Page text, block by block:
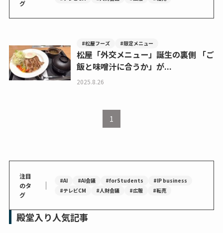
グ
#松屋フーズ #限定メニュー
松屋「外交メニュー」誕生の裏側 「ご
飯と味噌汁に合うか」が...
2025.8.26
1
注目
のタ
グ
｜ #AI #AI会議 #forStudents
#IP business
#テレビCM
#人財会議 #広報 #転売
殿堂入り人気記事